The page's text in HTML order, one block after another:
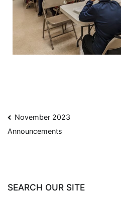
November 2023
Announcements
SEARCH OUR SITE